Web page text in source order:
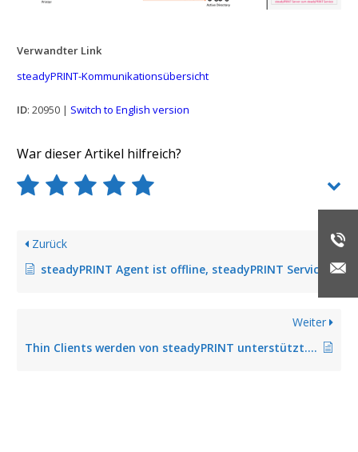
Verwandter Link
steadyPRINT-Kommunikationsübersicht
ID: 20950 | Switch to English version
War dieser Artikel hilfreich?
Zurück
steadyPRINT Agent ist offline, steadyPRINT Service ohne Funktion
Weiter
Thin Clients werden von steadyPRINT unterstützt. Werden auf einer Workstation neben Windows auch andere Betriebssysteme, wie zum Beispiel Linux oder Mac OS, unterstützt?